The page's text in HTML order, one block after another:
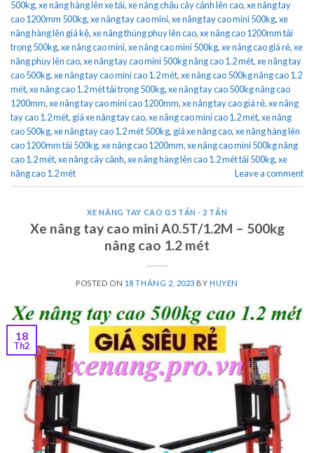
500kg,xe nâng hàng lên xe tải,xe nâng chậu cây cảnh lên cao,xe nâng tay
cao 1200mm 500kg,xe nâng tay cao mini,xe nâng tay cao mini 500kg,xe
nâng hàng lên giá kệ,xe nâng thùng phuy lên cao,xe nâng cao 1200mm tải
trọng 500kg,xe nâng cao mini,xe nâng cao mini 500kg,xe nâng cao giá rẻ,xe
nâng phuy lên cao,xe nâng tay cao mini 500kg nâng cao 1.2 mét,xe nâng tay
cao 500kg,xe nâng tay cao mini cao 1.2 mét,xe nâng cao 500kg nâng cao 1.2
mét,xe nâng cao 1.2 mét tải trọng 500kg,xe nâng tay cao 500kg nâng cao
1200mm,xe nâng tay cao mini cao 1200mm,xe nâng tay cao giá rẻ,xe nâng
tay cao 1.2 mét, giá xe nâng tay cao,xe nâng cao mini cao 1.2 mét,xe nâng
cao 500kg,xe nâng tay cao 1.2 mét 500kg, giá xe nâng cao,xe nâng hàng lên
cao 1200mm tải 500kg,xe nâng cao 1200mm,xe nâng cao mini 500kg nâng
cao 1.2 mét,xe nâng cây cảnh,xe nâng hàng lên cao 1.2 mét tải 500kg,xe
nâng cao 1.2 mét
Leave a comment
XE NÂNG TAY CAO 0.5 TẤN - 2 TẤN
Xe nâng tay cao mini A0.5T/1.2M – 500kg
nâng cao 1.2 mét
POSTED ON 18 THÁNG 2, 2023 BY HUYEN
18
Th2